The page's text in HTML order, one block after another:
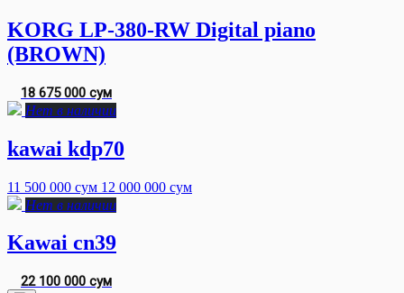
KORG LP-380-RW Digital piano
(BROWN)
18 675 000 сум
Нет в наличии
kawai kdp70
11 500 000 сум 12 000 000 сум
Нет в наличии
Kawai cn39
22 100 000 сум